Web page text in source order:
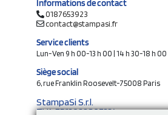
Informations de contact
0187653923
contact@stampasi.fr
Service clients
Lun-Ven 9 h 00-13 h 00 | 14 h 30-18 h 00
Siège social
6, rue Franklin Roosevelt-75008 Paris
StampaSi S.r.l.
TVA FR13922807334